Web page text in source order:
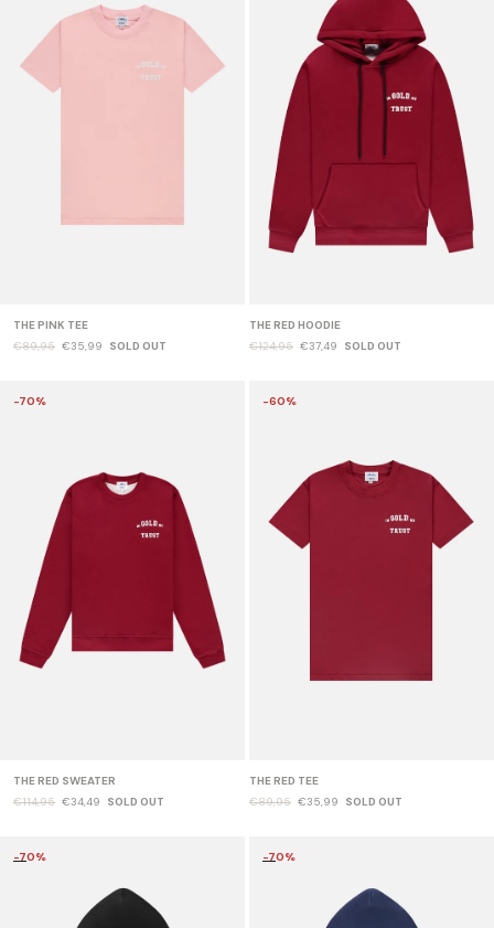
THE PINK TEE
€89,95 €35,99 SOLD OUT
THE RED HOODIE
€124,95 €37,49 SOLD OUT
-70%
THE RED SWEATER
€114,95 €34,49 SOLD OUT
-60%
THE RED TEE
€89,95 €35,99 SOLD OUT
-70% -70%